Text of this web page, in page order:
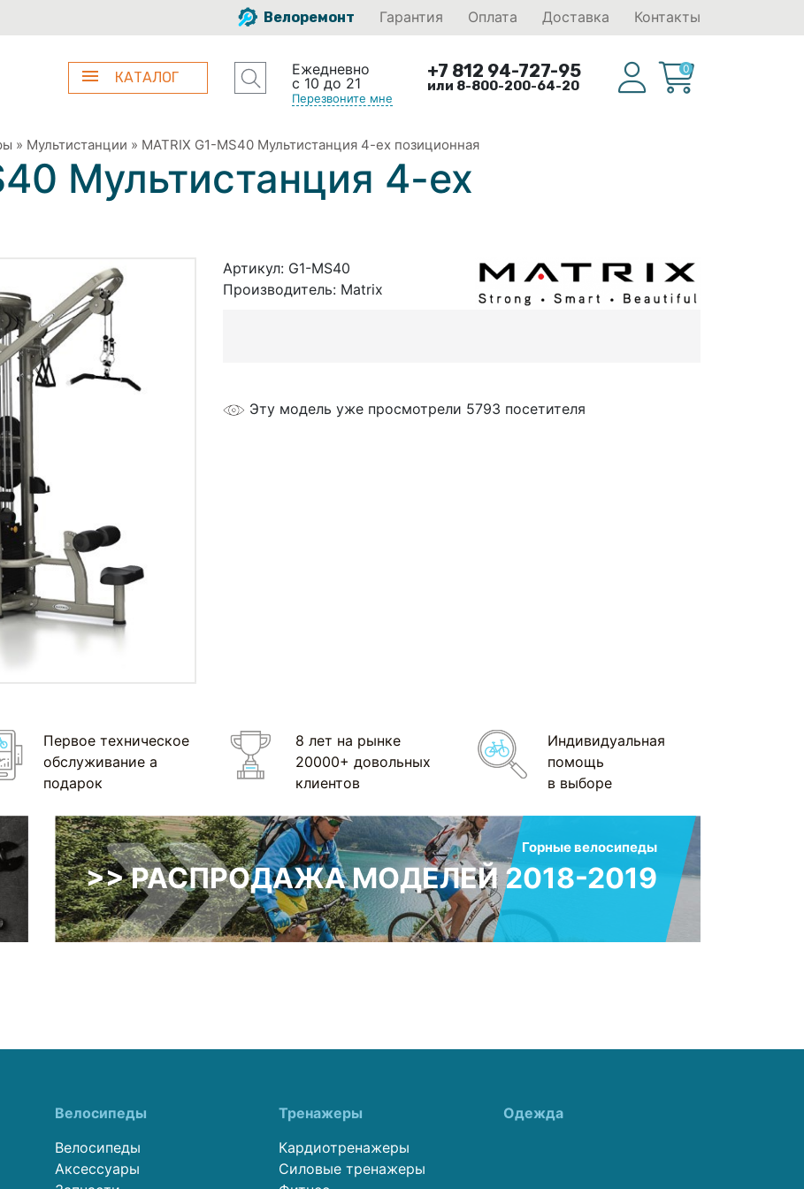
Велоремонт Гарантия Оплата Доставка Контакты
КАТАЛОГ
Ежедневно
с 10 до 21
Перезвоните мне
+7 812 94-727-95
или 8-800-200-64-20
0
» Мультистанции » MATRIX G1-MS40 Мультистанция 4-ех позиционная
Мультистанция 4-ех
Артикул: G1-MS40
Производитель: Matrix
Эту модель уже просмотрели 5793 посетителя
Первое техническое
обслуживание а
подарок
8 лет на рынке
20000+ довольных
клиентов
Индивидуальная
помощь
в выборе
Горные велосипеды
>> РАСПРОДАЖА МОДЕЛЕЙ 2018-2019
Велосипеды
Велосипеды
Аксессуары
Тренажеры
Кардиотренажеры
Силовые тренажеры
Одежда